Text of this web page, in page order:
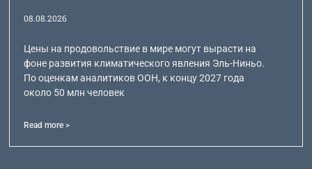
08.08.2026
Цены на продовольствие в мире могут вырасти на
фоне развития климатического явления Эль-Ниньо.
По оценкам аналитиков ООН, к концу 2027 года
около 50 млн человек
Read more >